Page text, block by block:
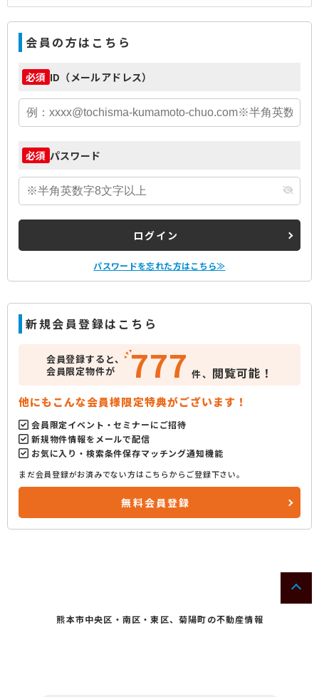
会員の方はこちら
必須 ID（メールアドレス）
必須 パスワード
ログイン
パスワードを忘れた方はこちら≫
新規会員登録はこちら
会員登録すると、
会員限定物件が
777 件、 閲覧可能！
他にもこんな会員様限定特典がございます！
会員限定イベント・セミナーにご招待
新規物件情報をメールで配信
お気に入り・検索条件保存マッチング通知機能
まだ会員登録がお済みでない方はこちらからご登録下さい。
無料会員登録
熊本市中央区・南区・東区、菊陽町の不動産情報